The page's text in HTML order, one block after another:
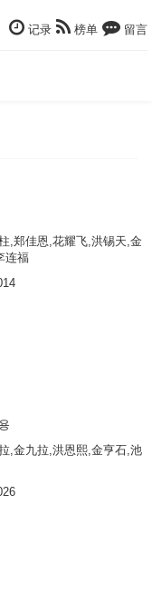
记录 榜单 留言
,郑佳恩,花耀飞,洪锡天,金
连福
,金九拉,洪恩熙,金亨石,池